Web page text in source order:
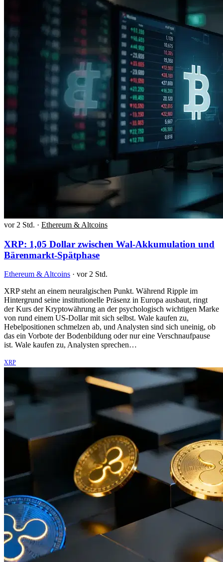
vor 2 Std. · Ethereum & Altcoins
XRP: 1,05 Dollar zwischen Wal-Akkumulation und
Bärenmarkt-Spätphase
Ethereum & Altcoins · vor 2 Std.
XRP steht an einem neuralgischen Punkt. Während Ripple im
Hintergrund seine institutionelle Präsenz in Europa ausbaut, ringt
der Kurs der Kryptowährung an der psychologisch wichtigen Marke
von rund einem US-Dollar mit sich selbst. Wale kaufen zu,
Hebelpositionen schmelzen ab, und Analysten sind sich uneinig, ob
das ein Vorbote der Bodenbildung oder nur eine Verschnaufpause
ist. Wale kaufen zu, Analysten sprechen…
XRP